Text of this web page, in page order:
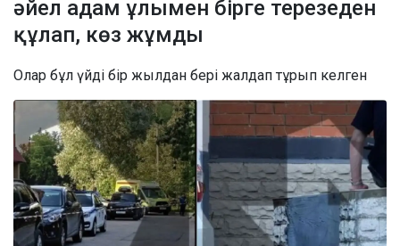
әйел адам ұлымен бірге терезеден
құлап, көз жұмды
Олар бұл үйді бір жылдан бері жалдап тұрып келген